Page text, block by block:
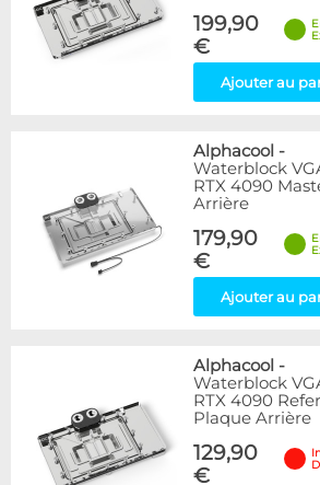
199,90
€
Ajouter au
Alphacool -
Waterblock
RTX 4090
Arrière
179,90
€
Ajouter au
Alphacool -
Waterblock
RTX 4090
Plaque Arrière
129,90
€